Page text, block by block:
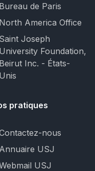
Bureau de Paris
North America Office
Saint Joseph
University Foundation,
Beirut Inc. - États-
Unis
pratiques
nous
Annuaire USJ
USJ